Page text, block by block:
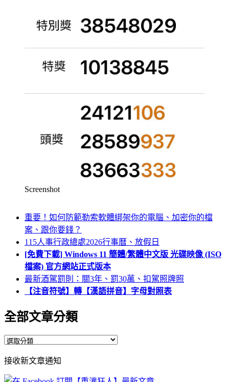
Screenshot
重要！如何防範勒索軟體綁架你的電腦、加密你的檔
案、跟你要錢？
115人事行政總處2026行事曆、放假日
[免費下載] Windows 11 簡體/繁體中文版 光碟映像 (ISO
檔案) 官方網站正式版本
最新酒駕罰則：關3年、罰30萬、扣駕照牌照
【注音符號】轉【漢語拼音】字母對照表
全部文章分類
全
文
章
接收新文章通知